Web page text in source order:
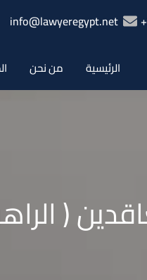
info@lawyeregypt.net
الرئيسية من نحن
(